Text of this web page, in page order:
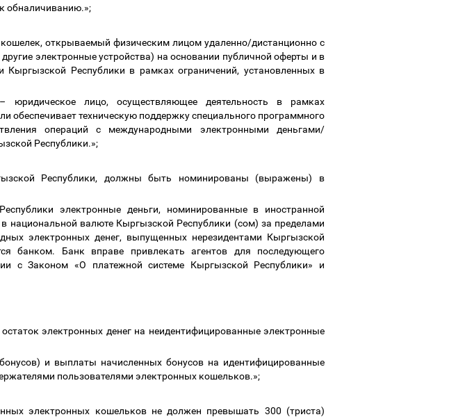
обналичиванию.»;
открываемый физическим лицом удаленно/дистанционно с
электронные устройства) на основании публичной оферты и в
Кыргызской Республики в рамках ограничений, установленных в
– юридическое лицо, осуществляющее деятельность в рамках
обеспечивает техническую поддержку специального программного
операций с международными электронными деньгами/
Республики.»;
Республики, должны быть номинированы (выражены) в
электронные деньги, номинированные в иностранной
валюте Кыргызской Республики (сом) за пределами
электронных денег, выпущенных нерезидентами Кыргызской
банком. Банк вправе привлекать агентов для последующего
с Законом «О платежной системе Кыргызской Республики» и
электронных денег на неидентифицированные электронные
и выплаты начисленных бонусов на идентифицированные
пользователями электронных кошельков.»;
электронных кошельков не должен превышать 300 (триста)